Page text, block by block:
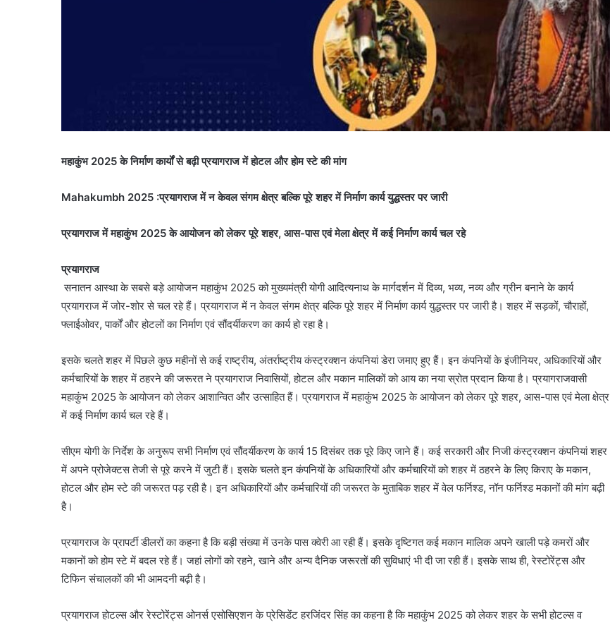
महाकुंभ 2025 के निर्माण कार्यों से बढ़ी प्रयागराज में होटल और होम स्टे की मांग
Mahakumbh 2025 :प्रयागराज में न केवल संगम क्षेत्र बल्कि पूरे शहर में निर्माण कार्य युद्धस्तर पर जारी
प्रयागराज में महाकुंभ 2025 के आयोजन को लेकर पूरे शहर, आस-पास एवं मेला क्षेत्र में कई निर्माण कार्य चल रहे
प्रयागराज
सनातन आस्था के सबसे बड़े आयोजन महाकुंभ 2025 को मुख्यमंत्री योगी आदित्यनाथ के मार्गदर्शन में दिव्य, भव्य, नव्य और ग्रीन बनाने के कार्य
प्रयागराज में जोर-शोर से चल रहे हैं। प्रयागराज में न केवल संगम क्षेत्र बल्कि पूरे शहर में निर्माण कार्य युद्धस्तर पर जारी है। शहर में सड़कों, चौराहों,
फ्लाईओवर, पार्कों और होटलों का निर्माण एवं सौंदर्यीकरण का कार्य हो रहा है।
इसके चलते शहर में पिछले कुछ महीनों से कई राष्ट्रीय, अंतर्राष्ट्रीय कंस्ट्रक्शन कंपनियां डेरा जमाए हुए हैं। इन कंपनियों के इंजीनियर, अधिकारियों और
कर्मचारियों के शहर में ठहरने की जरूरत ने प्रयागराज निवासियों, होटल और मकान मालिकों को आय का नया स्रोत प्रदान किया है। प्रयागराजवासी
महाकुंभ 2025 के आयोजन को लेकर आशान्वित और उत्साहित हैं। प्रयागराज में महाकुंभ 2025 के आयोजन को लेकर पूरे शहर, आस-पास एवं मेला क्षेत्र
में कई निर्माण कार्य चल रहे हैं।
सीएम योगी के निर्देश के अनुरूप सभी निर्माण एवं सौंदर्यीकरण के कार्य 15 दिसंबर तक पूरे किए जाने हैं। कई सरकारी और निजी कंस्ट्रक्शन कंपनियां शहर
में अपने प्रोजेक्टस तेजी से पूरे करने में जुटी हैं। इसके चलते इन कंपनियों के अधिकारियों और कर्मचारियों को शहर में ठहरने के लिए किराए के मकान,
होटल और होम स्टे की जरूरत पड़ रही है। इन अधिकारियों और कर्मचारियों की जरूरत के मुताबिक शहर में वेल फर्निश्ड, नॉन फर्निश्ड मकानों की मांग बढ़ी
है।
प्रयागराज के प्रापर्टी डीलरों का कहना है कि बड़ी संख्या में उनके पास क्वेरी आ रही हैं। इसके दृष्टिगत कई मकान मालिक अपने खाली पड़े कमरों और
मकानों को होम स्टे में बदल रहे हैं। जहां लोगों को रहने, खाने और अन्य दैनिक जरूरतों की सुविधाएं भी दी जा रही हैं। इसके साथ ही, रेस्टोरेंट्स और
टिफिन संचालकों की भी आमदनी बढ़ी है।
प्रयागराज होटल्स और रेस्टोरेंट्स ओनर्स एसोसिएशन के प्रेसिडेंट हरजिंदर सिंह का कहना है कि महाकुंभ 2025 को लेकर शहर के सभी होटल्स व